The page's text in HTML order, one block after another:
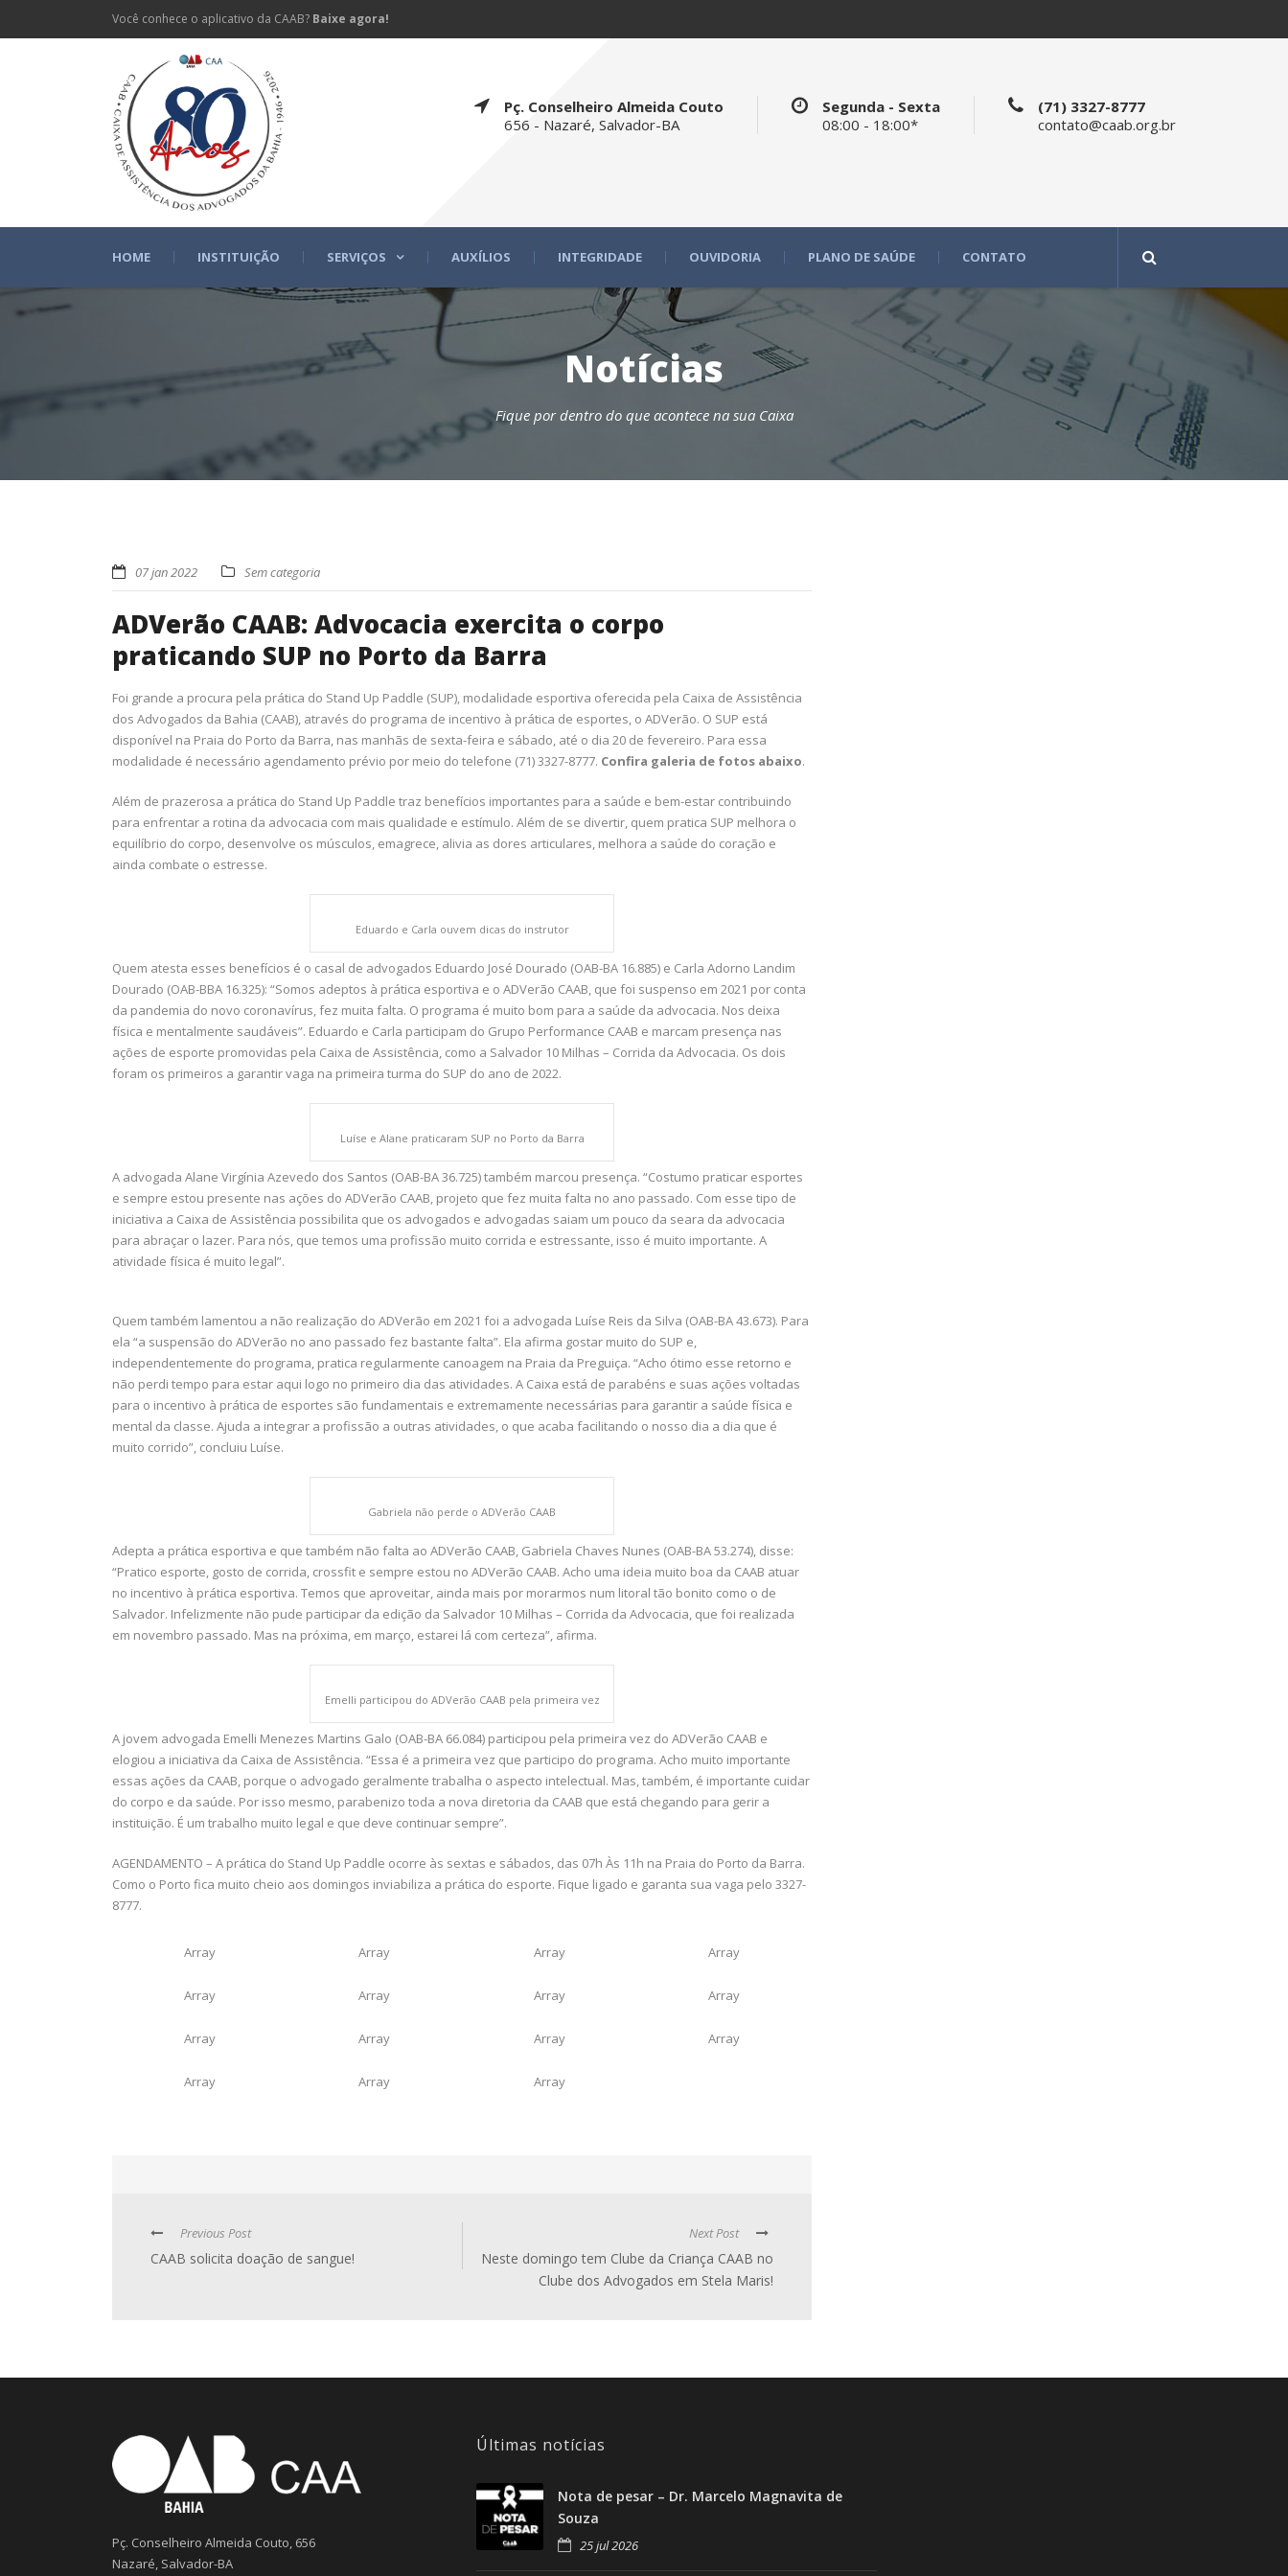
Você conhece o aplicativo da CAAB? Baixe agora!
Pç. Conselheiro Almeida Couto
656 - Nazaré, Salvador-BA
Segunda - Sexta
08:00 - 18:00*
(71) 3327-8777
contato@caab.org.br
HOME INSTITUIÇÃO SERVIÇOS AUXÍLIOS INTEGRIDADE OUVIDORIA PLANO DE SAÚDE CONTATO
Notícias
Fique por dentro do que acontece na sua Caixa
07 jan 2022 Sem categoria
ADVerão CAAB: Advocacia exercita o corpo
praticando SUP no Porto da Barra
Foi grande a procura pela prática do Stand Up Paddle (SUP), modalidade esportiva oferecida pela Caixa de Assistência
dos Advogados da Bahia (CAAB), através do programa de incentivo à prática de esportes, o ADVerão. O SUP está
disponível na Praia do Porto da Barra, nas manhãs de sexta-feira e sábado, até o dia 20 de fevereiro. Para essa
modalidade é necessário agendamento prévio por meio do telefone (71) 3327-8777. Confira galeria de fotos abaixo.
Além de prazerosa a prática do Stand Up Paddle traz benefícios importantes para a saúde e bem-estar contribuindo
para enfrentar a rotina da advocacia com mais qualidade e estímulo. Além de se divertir, quem pratica SUP melhora o
equilíbrio do corpo, desenvolve os músculos, emagrece, alivia as dores articulares, melhora a saúde do coração e
ainda combate o estresse.
Eduardo e Carla ouvem dicas do instrutor
Quem atesta esses benefícios é o casal de advogados Eduardo José Dourado (OAB-BA 16.885) e Carla Adorno Landim
Dourado (OAB-BBA 16.325): “Somos adeptos à prática esportiva e o ADVerão CAAB, que foi suspenso em 2021 por conta
da pandemia do novo coronavírus, fez muita falta. O programa é muito bom para a saúde da advocacia. Nos deixa
física e mentalmente saudáveis”. Eduardo e Carla participam do Grupo Performance CAAB e marcam presença nas
ações de esporte promovidas pela Caixa de Assistência, como a Salvador 10 Milhas – Corrida da Advocacia. Os dois
foram os primeiros a garantir vaga na primeira turma do SUP do ano de 2022.
Luíse e Alane praticaram SUP no Porto da Barra
A advogada Alane Virgínia Azevedo dos Santos (OAB-BA 36.725) também marcou presença. “Costumo praticar esportes
e sempre estou presente nas ações do ADVerão CAAB, projeto que fez muita falta no ano passado. Com esse tipo de
iniciativa a Caixa de Assistência possibilita que os advogados e advogadas saiam um pouco da seara da advocacia
para abraçar o lazer. Para nós, que temos uma profissão muito corrida e estressante, isso é muito importante. A
atividade física é muito legal”.
Quem também lamentou a não realização do ADVerão em 2021 foi a advogada Luíse Reis da Silva (OAB-BA 43.673). Para
ela “a suspensão do ADVerão no ano passado fez bastante falta”. Ela afirma gostar muito do SUP e,
independentemente do programa, pratica regularmente canoagem na Praia da Preguiça. “Acho ótimo esse retorno e
não perdi tempo para estar aqui logo no primeiro dia das atividades. A Caixa está de parabéns e suas ações voltadas
para o incentivo à prática de esportes são fundamentais e extremamente necessárias para garantir a saúde física e
mental da classe. Ajuda a integrar a profissão a outras atividades, o que acaba facilitando o nosso dia a dia que é
muito corrido”, concluiu Luíse.
Gabriela não perde o ADVerão CAAB
Adepta a prática esportiva e que também não falta ao ADVerão CAAB, Gabriela Chaves Nunes (OAB-BA 53.274), disse:
“Pratico esporte, gosto de corrida, crossfit e sempre estou no ADVerão CAAB. Acho uma ideia muito boa da CAAB atuar
no incentivo à prática esportiva. Temos que aproveitar, ainda mais por morarmos num litoral tão bonito como o de
Salvador. Infelizmente não pude participar da edição da Salvador 10 Milhas – Corrida da Advocacia, que foi realizada
em novembro passado. Mas na próxima, em março, estarei lá com certeza”, afirma.
Emelli participou do ADVerão CAAB pela primeira vez
A jovem advogada Emelli Menezes Martins Galo (OAB-BA 66.084) participou pela primeira vez do ADVerão CAAB e
elogiou a iniciativa da Caixa de Assistência. “Essa é a primeira vez que participo do programa. Acho muito importante
essas ações da CAAB, porque o advogado geralmente trabalha o aspecto intelectual. Mas, também, é importante cuidar
do corpo e da saúde. Por isso mesmo, parabenizo toda a nova diretoria da CAAB que está chegando para gerir a
instituição. É um trabalho muito legal e que deve continuar sempre”.
AGENDAMENTO – A prática do Stand Up Paddle ocorre às sextas e sábados, das 07h Às 11h na Praia do Porto da Barra.
Como o Porto fica muito cheio aos domingos inviabiliza a prática do esporte. Fique ligado e garanta sua vaga pelo 3327-
8777.
Array Array Array Array
Array Array Array Array
Array Array Array Array
Array Array Array
Previous Post
CAAB solicita doação de sangue!
Next Post
Neste domingo tem Clube da Criança CAAB no
Clube dos Advogados em Stela Maris!
Pç. Conselheiro Almeida Couto, 656
Nazaré, Salvador-BA
Últimas notícias
Nota de pesar – Dr. Marcelo Magnavita de
Souza
25 jul 2026